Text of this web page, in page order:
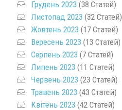
Грудень 2023 (38 Статей)
Листопад 2023 (32 Статей)
Жовтень 2023 (17 Статей)
Вересень 2023 (13 Статей)
Серпень 2023 (7 Статей)
Липень 2023 (11 Статей)
Червень 2023 (23 Статей)
Травень 2023 (43 Статей)
Квітень 2023 (42 Статей)